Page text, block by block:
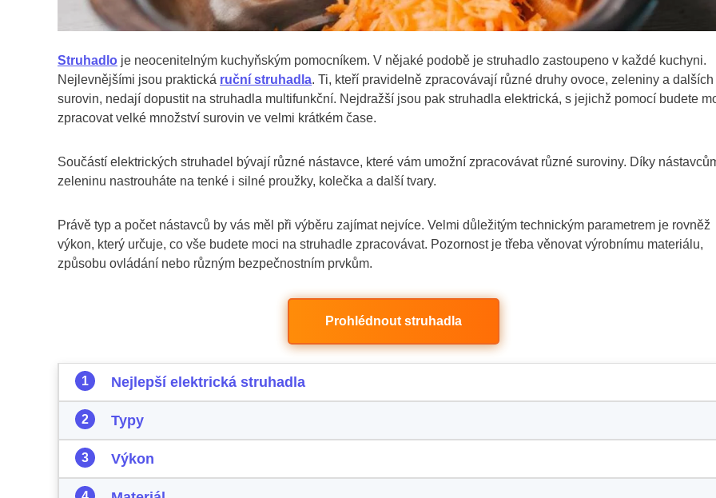
Struhadlo je neocenitelným kuchyňským pomocníkem. V nějaké podobě je struhadlo zastoupeno v každé kuchyni.
Nejlevnějšími jsou praktická ruční struhadla. Ti, kteří pravidelně zpracovávají různé druhy ovoce, zeleniny a dalších
surovin, nedají dopustit na struhadla multifunkční. Nejdražší jsou pak struhadla elektrická, s jejichž pomocí budete
zpracovat velké množství surovin ve velmi krátkém čase.
Součástí elektrických struhadel bývají různé nástavce, které vám umožní zpracovávat různé suroviny. Díky
zeleninu nastrouháte na tenké i silné proužky, kolečka a další tvary.
Právě typ a počet nástavců by vás měl při výběru zajímat nejvíce. Velmi důležitým technickým parametrem je rovněž
výkon, který určuje, co vše budete moci na struhadle zpracovávat. Pozornost je třeba věnovat výrobnímu materiálu,
způsobu ovládání nebo různým bezpečnostním prvkům.
Prohlédnout struhadla
Nejlepší elektrická struhadla
Typy
Výkon